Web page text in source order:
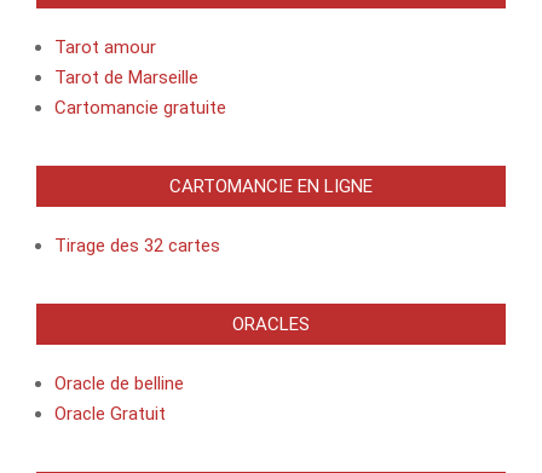
Tarot amour
Tarot de Marseille
Cartomancie gratuite
CARTOMANCIE EN LIGNE
Tirage des 32 cartes
ORACLES
Oracle de belline
Oracle Gratuit